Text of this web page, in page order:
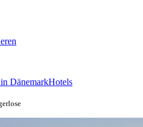
DänemarkHotels